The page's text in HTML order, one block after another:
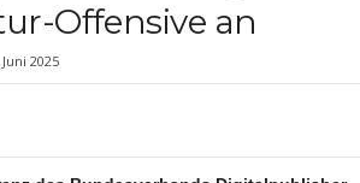
Offensive an
2025